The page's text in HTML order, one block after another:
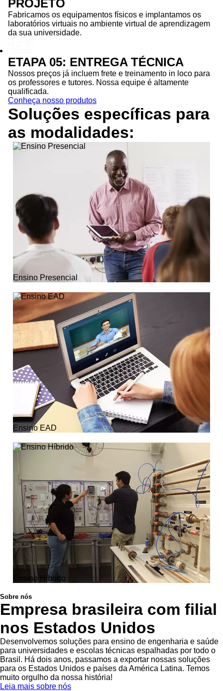
PROJETO
Fabricamos os equipamentos físicos e implantamos os
laboratórios virtuais no ambiente virtual de aprendizagem
da sua universidade.
ETAPA 05: ENTREGA TÉCNICA
Nossos preços já incluem frete e treinamento in loco para
os professores e tutores. Nossa equipe é altamente
qualificada.
Conheça nosso produtos
Soluções específicas para
as modalidades:
Ensino Presencial
Ensino EAD
Ensino Híbrido
Sobre nós
Empresa brasileira com filial
nos Estados Unidos
Desenvolvemos soluções para ensino de engenharia e saúde
para universidades e escolas técnicas espalhadas por todo o
Brasil. Há dois anos, passamos a exportar nossas soluções
para os Estados Unidos e países da América Latina. Temos
muito orgulho da nossa história!
Leia mais sobre nós